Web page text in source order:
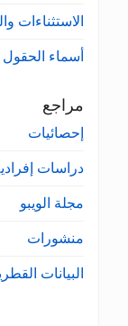
الاستثناءات
أسماء
مراجع
إحصائيات
دراسات
مجلة الويبو
منشورات
البيانات